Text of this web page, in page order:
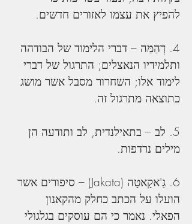
להפיץ את עצמו לאזורים חדשים.
4. דְהַמַּה – דברי הלימוד של הבודהה
ותלמידיו הנאצלים; התרגול של דברי
לימוד אלו; השחרור מסבל אשר מושג
כתוצאה מתרגול זה.
5. לב – בתאילנדית, לב ותודעה הן
מילים נרדפות.
6. גַ'אקָאטָה (Jakata) – סיפורים אשר
הועלו על הכתב כחלק מהקאנון
הפאלי. נאמר כי הם עוסקים בגלגולי